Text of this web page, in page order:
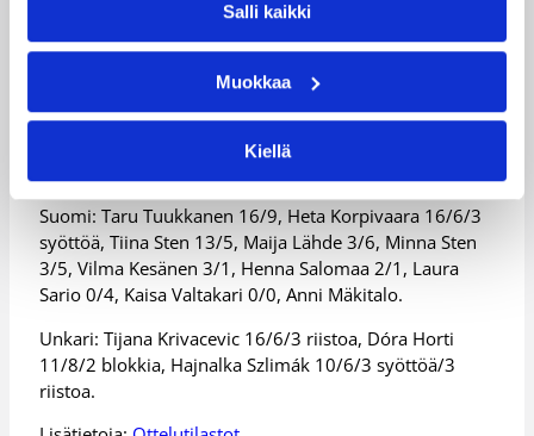
Salli kaikki
Muokkaa
Kiellä
Montenegro ja Suomi kohtaavat torstaina 26. elokuuta
klo 19:30 Suomen aikaa.
Suomi – Unkari 56-61 (12-13, 26-28, 45-43),
naisten EM-karsintaa, Vantaa 23.8.2010
Suomi: Taru Tuukkanen 16/9, Heta Korpivaara 16/6/3
syöttöä, Tiina Sten 13/5, Maija Lähde 3/6, Minna Sten
3/5, Vilma Kesänen 3/1, Henna Salomaa 2/1, Laura
Sario 0/4, Kaisa Valtakari 0/0, Anni Mäkitalo.
Unkari: Tijana Krivacevic 16/6/3 riistoa, Dóra Horti
11/8/2 blokkia, Hajnalka Szlimák 10/6/3 syöttöä/3
riistoa.